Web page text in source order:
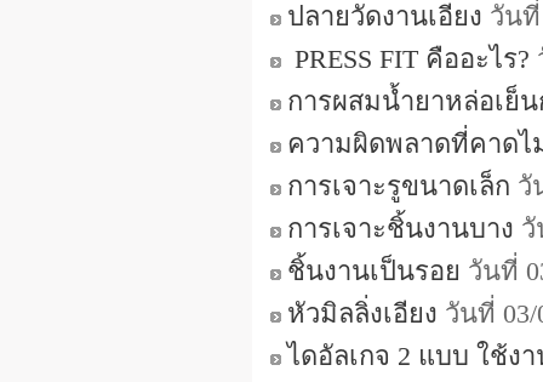
ปลายวัดงานเอียง วันที่
PRESS FIT คืออะไร?
การผสมน้ำยาหล่อเย็
ความผิดพลาดที่คาดไ
การเจาะรูขนาดเล็ก วั
การเจาะชิ้นงานบาง วั
ชิ้นงานเป็นรอย วันที่
หัวมิลลิ่งเอียง วันที่
ไดอัลเกจ 2 แบบ ใช้ง